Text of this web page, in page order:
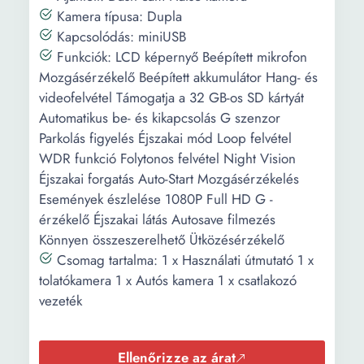
Magasság:
11.5 cm
Mélység:
7.5 cm
Súly:
400 g
Kamera típusa: Dupla
Kapcsolódás: miniUSB
Funkciók: LCD képernyő Beépített mikrofon
Mozgásérzékelő Beépített akkumulátor Hang- és
videofelvétel Támogatja a 32 GB-os SD kártyát
Automatikus be- és kikapcsolás G szenzor
Parkolás figyelés Éjszakai mód Loop felvétel
WDR funkció Folytonos felvétel Night Vision
Éjszakai forgatás Auto-Start Mozgásérzékelés
Események észlelése 1080P Full HD G -
érzékelő Éjszakai látás Autosave filmezés
Könnyen összeszerelhető Ütközésérzékelő
Csomag tartalma: 1 x Használati útmutató 1 x
tolatókamera 1 x Autós kamera 1 x csatlakozó
vezeték
Ellenőrizze az árat